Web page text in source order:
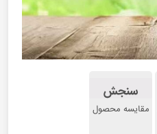
سنجش
مقایسه محصول